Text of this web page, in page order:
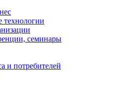
семинары
и потребителей